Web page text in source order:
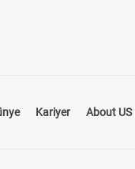
Kariyer About US